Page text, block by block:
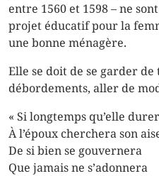
entre 1560 et 1598 – ne
projet éducatif pour la
une bonne ménagère.
Elle se doit de se garder de
débordements, aller de
« Si longtemps qu’elle
À l’époux cherchera son
De si bien se gouvernera
Que jamais ne s’adonnera